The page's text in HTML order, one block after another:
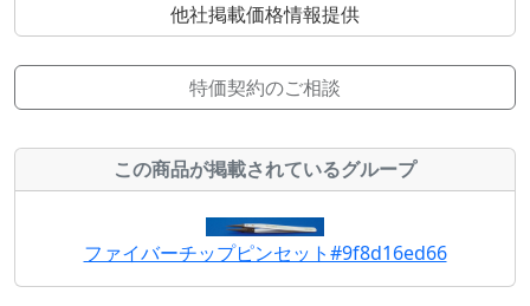
他社掲載価格情報提供
特価契約のご相談
この商品が掲載されているグループ
ファイバーチップピンセット#9f8d16ed66